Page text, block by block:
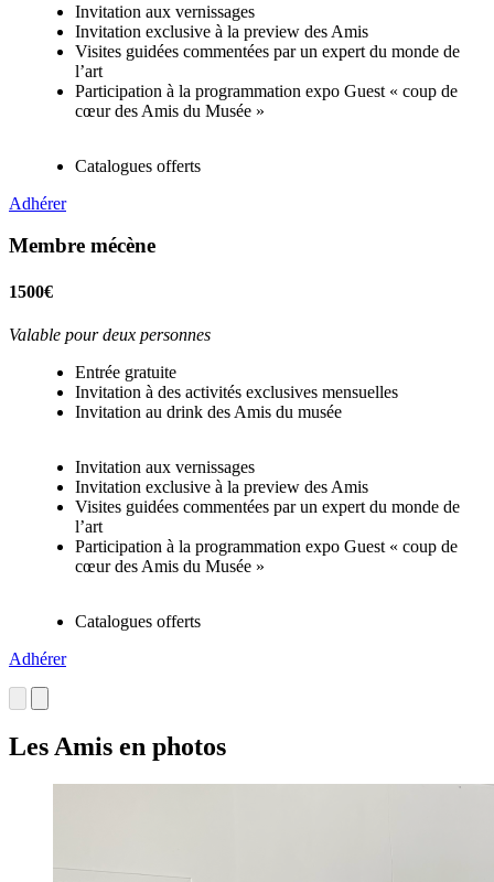
Invitation aux vernissages
Invitation exclusive à la preview des Amis
Visites guidées commentées par un expert du monde de
l’art
Participation à la programmation expo Guest « coup de
cœur des Amis du Musée »
Catalogues offerts
Adhérer
Membre mécène
1500€
Valable pour deux personnes
Entrée gratuite
Invitation à des activités exclusives mensuelles
Invitation au drink des Amis du musée
Invitation aux vernissages
Invitation exclusive à la preview des Amis
Visites guidées commentées par un expert du monde de
l’art
Participation à la programmation expo Guest « coup de
cœur des Amis du Musée »
Catalogues offerts
Adhérer
Les Amis en photos